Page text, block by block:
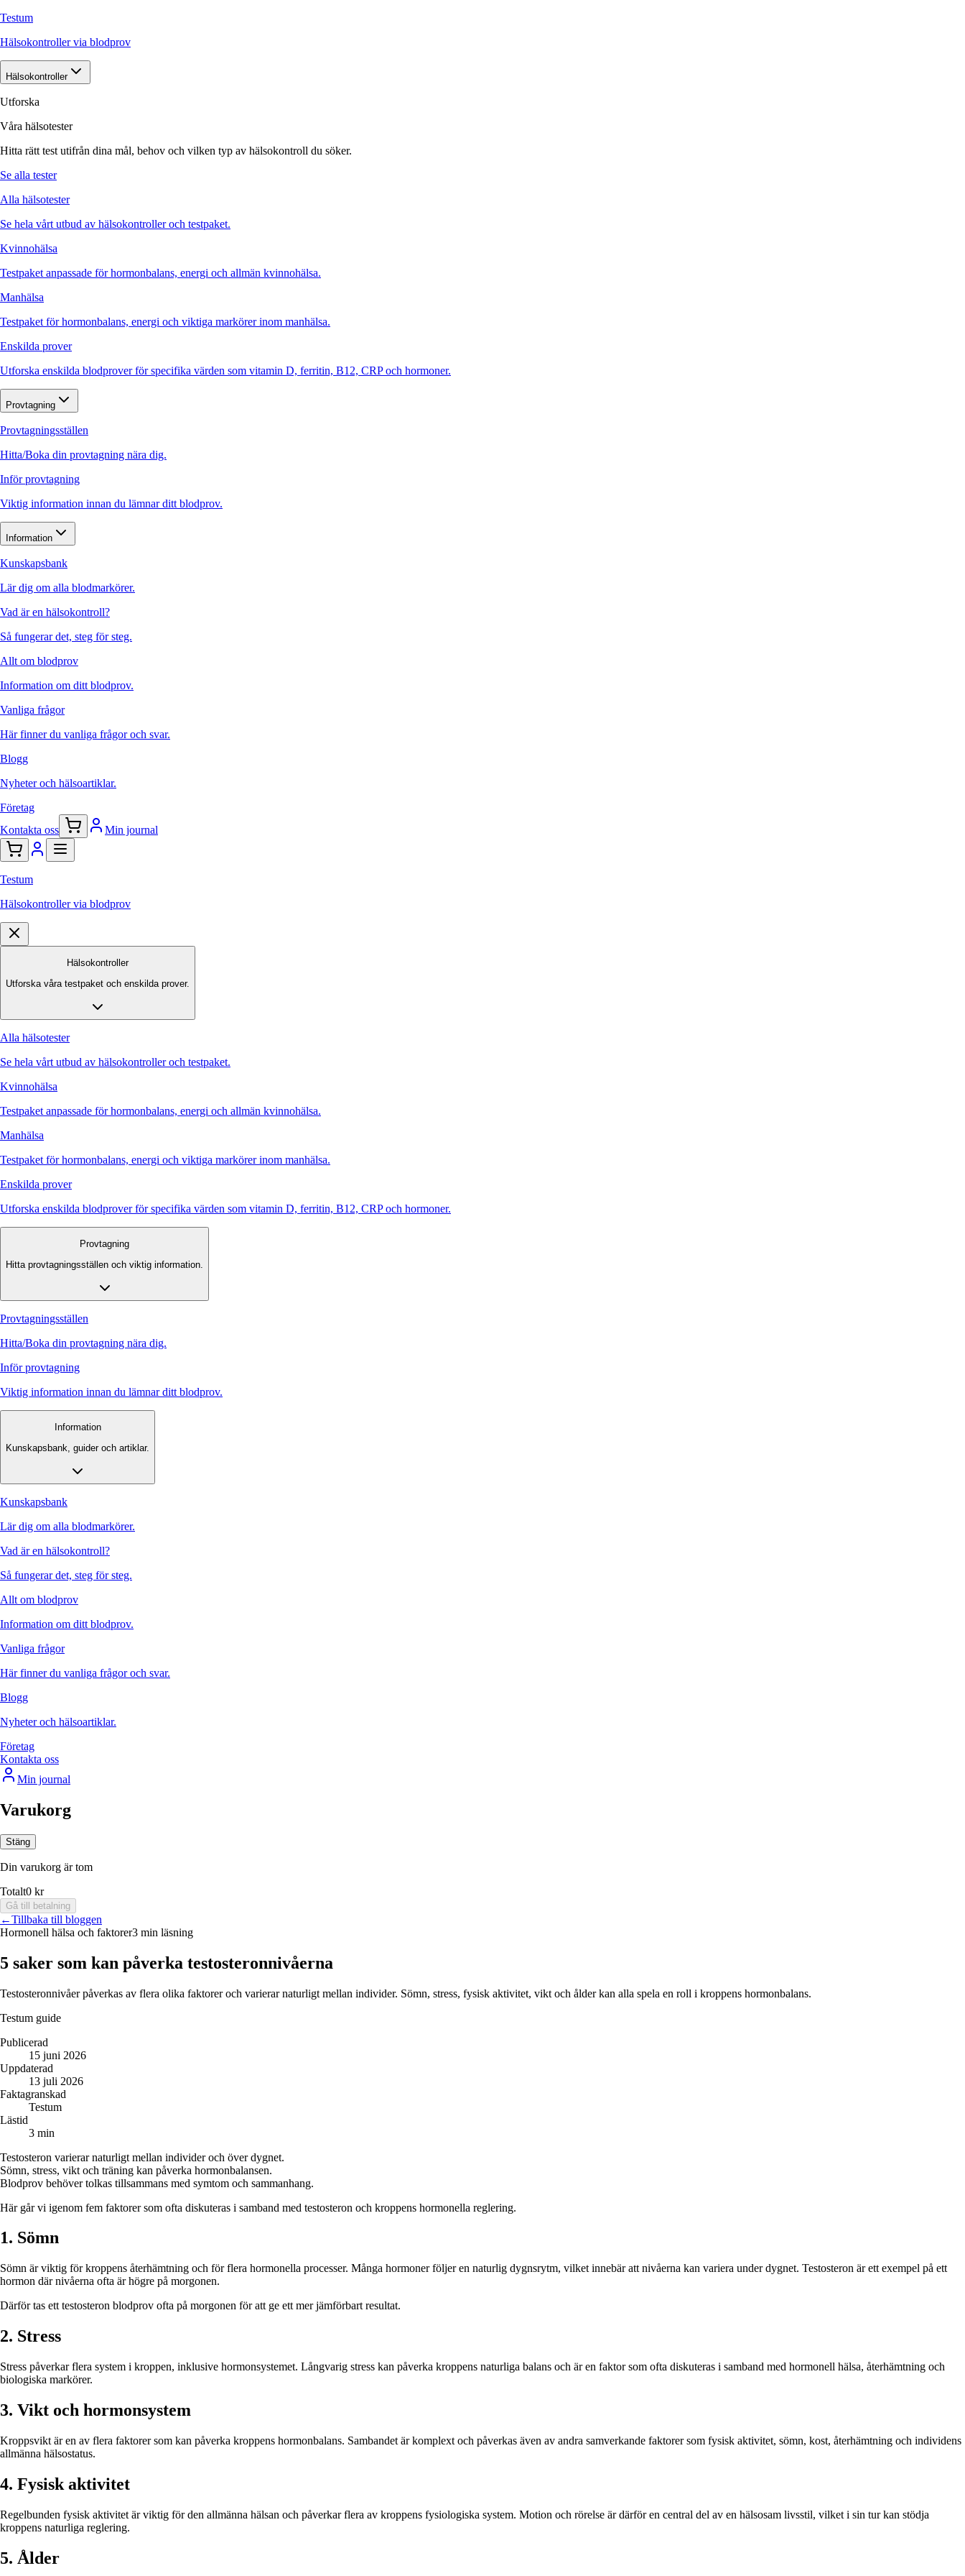
Testum
Hälsokontroller via blodprov
Hälsokontroller
Utforska
Våra hälsotester
Hitta rätt test utifrån dina mål, behov och vilken typ av hälsokontroll du söker.
Se alla tester
Alla hälsotester
Se hela vårt utbud av hälsokontroller och testpaket.
Kvinnohälsa
Testpaket anpassade för hormonbalans, energi och allmän kvinnohälsa.
Manhälsa
Testpaket för hormonbalans, energi och viktiga markörer inom manhälsa.
Enskilda prover
Utforska enskilda blodprover för specifika värden som vitamin D, ferritin, B12, CRP och hormoner.
Provtagning
Provtagningsställen
Hitta/Boka din provtagning nära dig.
Inför provtagning
Viktig information innan du lämnar ditt blodprov.
Information
Kunskapsbank
Lär dig om alla blodmarkörer.
Vad är en hälsokontroll?
Så fungerar det, steg för steg.
Allt om blodprov
Information om ditt blodprov.
Vanliga frågor
Här finner du vanliga frågor och svar.
Blogg
Nyheter och hälsoartiklar.
Företag
Kontakta oss
Min journal
Testum
Hälsokontroller via blodprov
Hälsokontroller
Utforska våra testpaket och enskilda prover.
Alla hälsotester
Se hela vårt utbud av hälsokontroller och testpaket.
Kvinnohälsa
Testpaket anpassade för hormonbalans, energi och allmän kvinnohälsa.
Manhälsa
Testpaket för hormonbalans, energi och viktiga markörer inom manhälsa.
Enskilda prover
Utforska enskilda blodprover för specifika värden som vitamin D, ferritin, B12, CRP och hormoner.
Provtagning
Hitta provtagningsställen och viktig information.
Provtagningsställen
Hitta/Boka din provtagning nära dig.
Inför provtagning
Viktig information innan du lämnar ditt blodprov.
Information
Kunskapsbank, guider och artiklar.
Kunskapsbank
Lär dig om alla blodmarkörer.
Vad är en hälsokontroll?
Så fungerar det, steg för steg.
Allt om blodprov
Information om ditt blodprov.
Vanliga frågor
Här finner du vanliga frågor och svar.
Blogg
Nyheter och hälsoartiklar.
Företag
Kontakta oss
Min journal
Varukorg
Stäng
Din varukorg är tom
Totalt0 kr
Gå till betalning
←Tillbaka till bloggen
Hormonell hälsa och faktorer3 min läsning
5 saker som kan påverka testosteronnivåerna
Testosteronnivåer påverkas av flera olika faktorer och varierar naturligt mellan individer. Sömn, stress, fysisk aktivitet, vikt och ålder kan alla spela en roll i kroppens hormonbalans.
Testum guide
Publicerad
15 juni 2026
Uppdaterad
13 juli 2026
Faktagranskad
Testum
Lästid
3 min
Testosteron varierar naturligt mellan individer och över dygnet.
Sömn, stress, vikt och träning kan påverka hormonbalansen.
Blodprov behöver tolkas tillsammans med symtom och sammanhang.
Här går vi igenom fem faktorer som ofta diskuteras i samband med testosteron och kroppens hormonella reglering.
1. Sömn
Sömn är viktig för kroppens återhämtning och för flera hormonella processer. Många hormoner följer en naturlig dygnsrytm, vilket innebär att nivåerna kan variera under dygnet. Testosteron är ett exempel på ett
hormon där nivåerna ofta är högre på morgonen.
Därför tas ett testosteron blodprov ofta på morgonen för att ge ett mer jämförbart resultat.
2. Stress
Stress påverkar flera system i kroppen, inklusive hormonsystemet. Långvarig stress kan påverka kroppens naturliga balans och är en faktor som ofta diskuteras i samband med hormonell hälsa, återhämtning och
biologiska markörer.
3. Vikt och hormonsystem
Kroppsvikt är en av flera faktorer som kan påverka kroppens hormonbalans. Sambandet är komplext och påverkas även av andra samverkande faktorer som fysisk aktivitet, sömn, kost, återhämtning och individens
allmänna hälsostatus.
4. Fysisk aktivitet
Regelbunden fysisk aktivitet är viktig för den allmänna hälsan och påverkar flera av kroppens fysiologiska system. Motion och rörelse är därför en central del av en hälsosam livsstil, vilket i sin tur kan stödja
kroppens naturliga reglering.
5. Ålder